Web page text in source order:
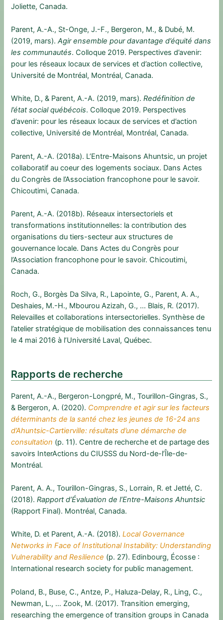
Joliette, Canada.
Parent, A.-A., St-Onge, J.-F., Bergeron, M., & Dubé, M.
(2019, mars).Agir ensemble pour davantage d’équité dans
les communautés. Colloque 2019. Perspectives d’avenir:
pour les réseaux locaux de services et d’action collective,
Université de Montréal, Montréal, Canada.
White, D., & Parent, A.-A. (2019, mars).Redéfinition de
l’état social québécois. Colloque 2019. Perspectives
d’avenir: pour les réseaux locaux de services et d’action
collective, Université de Montréal, Montréal, Canada.
Parent, A.-A. (2018a). L’Entre-Maisons Ahuntsic, un projet
collaboratif au coeur des logements sociaux. Dans Actes
du Congrès de l’Association francophone pour le savoir.
Chicoutimi, Canada.
Parent, A.-A. (2018b). Réseaux intersectoriels et
transformations institutionnelles: la contribution des
organisations du tiers-secteur aux structures de
gouvernance locale. Dans Actes du Congrès pour
l’Association francophone pour le savoir. Chicoutimi,
Canada.
Roch, G., Borgès Da Silva, R., Lapointe, G., Parent, A. A.,
Deshaies, M.-H., Mbourou Azizah, G., … Blais, R. (2017).
Relevailles et collaborations intersectorielles. Synthèse de
l’atelier stratégique de mobilisation des connaissances tenu
le 4 mai 2016 à l’Université Laval, Québec.
Rapports de recherche
Parent, A.-A., Bergeron-Longpré, M., Tourillon-Gingras, S.,
& Bergeron, A. (2020). Comprendre et agir sur les facteurs
déterminants de la santé chez les jeunes de 16-24 ans
d’Ahuntsic-Cartierville: résultats d’une démarche de
consultation (p. 11). Centre de recherche et de partage des
savoirs InterActions du CIUSSS du Nord-de-l’Île-de-
Montréal.
Parent, A. A., Tourillon-Gingras, S., Lorrain, R. et Jetté, C.
(2018).Rapport d’Évaluation de l’Entre-Maisons Ahuntsic
(Rapport Final). Montréal, Canada.
White, D. et Parent, A.-A. (2018).Local Governance
Networks in Face of Institutional Instability: Understanding
Vulnerability and Resilience (p. 27). Edinbourg, Écosse :
International research society for public management.
Poland, B., Buse, C., Antze, P., Haluza-Delay, R., Ling, C.,
Newman, L., … Zook, M. (2017). Transition emerging,
researching the emergence of transition groups in Canada